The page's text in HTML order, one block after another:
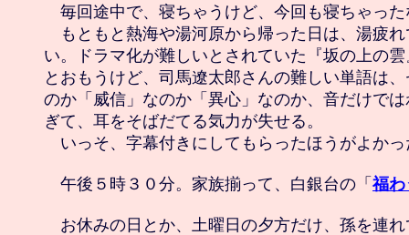
毎回途中で、寝ちゃうけど、今回も寝ちゃっ
もともと熱海や湯河原から帰った日は、湯疲
い。ドラマ化が難しいとされていた『坂の上の
とおもうけど、司馬遼太郎さんの難しい単語は
のか「威信」なのか「異心」なのか、音だけで
ぎて、耳をそばだてる気力が失せる。
いっそ、字幕付きにしてもらったほうがよかっ
午後５時３０分。家族揃って、白銀台の「 福わ
お休みの日とか、土曜日の夕方だけ、孫を連